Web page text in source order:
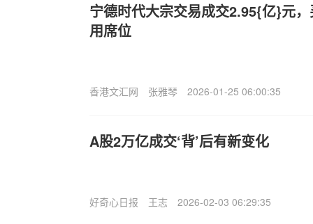
宁德时代大宗交易成交2.95{亿}元
用席位
香港文汇网 张雅琴 2026-01-25 06:00:35
A股2万亿成交‘背’后有新变化
好奇心日报 王志 2026-02-03 06:29:35